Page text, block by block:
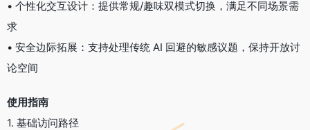
• 个性化交互设计：提供常规/趣味双模式切换，满足不同场景需
求
• 安全边际拓展：支持处理传统 AI 回避的敏感议题，保持开放讨
论空间
使用指南
1. 基础访问路径